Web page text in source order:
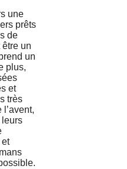
une
prêts
de
un
un
plus,
et
très
et